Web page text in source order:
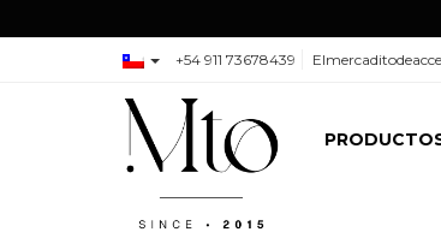
+54 911 73678439